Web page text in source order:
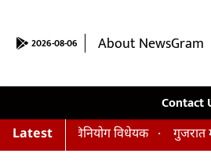
2026-08-06 About NewsGram
Contact
Latest
विनियोग विधेयक गुजरात में बाढ़